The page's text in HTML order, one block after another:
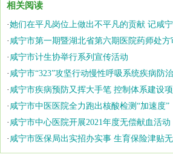
相关阅读
·她们在平凡岗位上做出不平凡的贡献 记咸
· 咸宁市第一期暨湖北省第六期医院药师处
· 咸宁市计生协举行系列宣传活动
· 咸宁市“323”攻坚行动慢性呼吸系统疾病防
· 咸宁市疾病预防又挥大手笔 控制体系建设
· 咸宁市中医医院全力跑出核酸检测“加速度”
· 咸宁市中心医院开展2021年度无偿献血活
· 咸宁市医保局出实招办实事 生育保险津贴